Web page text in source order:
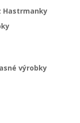
Hastrmanky
výrobky